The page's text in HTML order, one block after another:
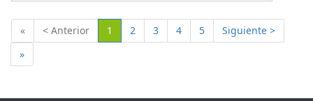
« < Anterior 1 (Actual)
2 3 4 5
Siguiente >
»